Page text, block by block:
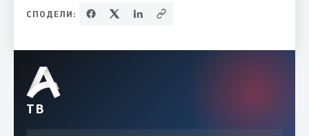
СПОДЕЛИ:
ТВ